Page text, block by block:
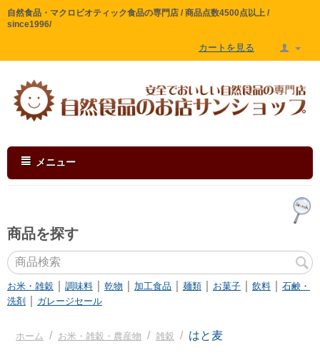
自然食品・マクロビオティック食品の専門店 / 商品点数4500点以上 /
since1996/
カートを見る
メニュー
商品を探す
お米・雑穀 調味料 乾物 加工食品 麺類 お菓子 飲料
石鹸・
洗剤
ガレージセール
ホーム / お米・雑穀・農産物 / 雑穀 / はと麦